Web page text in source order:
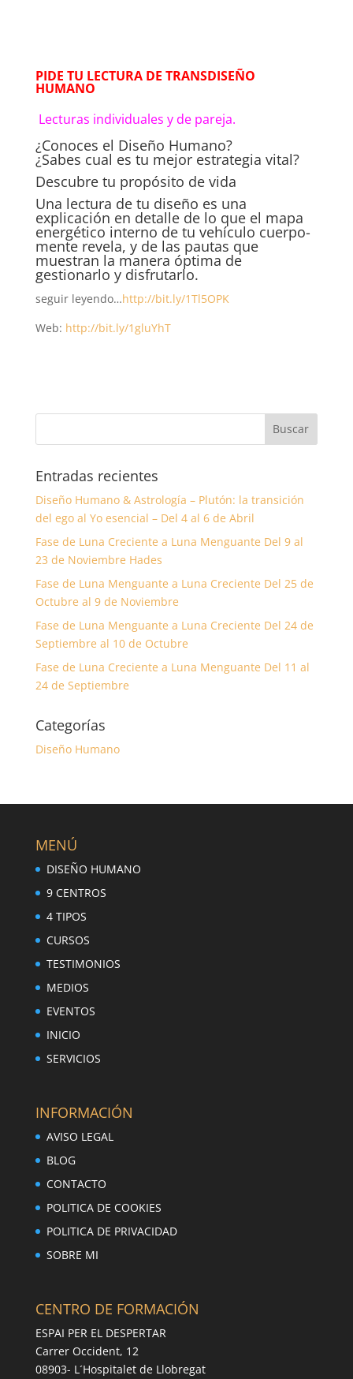
PIDE TU LECTURA DE TRANSDISEÑO
HUMANO
Lecturas individuales y de pareja.
¿Conoces el Diseño Humano?
¿Sabes cual es tu mejor estrategia vital?
Descubre tu propósito de vida
Una lectura de tu diseño es una
explicación en detalle de lo que el mapa
energético interno de tu vehículo cuerpo-
mente revela, y de las pautas que
muestran la manera óptima de
gestionarlo y disfrutarlo.
seguir leyendo…http://bit.ly/1Tl5OPK
Web: http://bit.ly/1gluYhT
Entradas recientes
Diseño Humano & Astrología – Plutón: la transición
del ego al Yo esencial – Del 4 al 6 de Abril
Fase de Luna Creciente a Luna Menguante Del 9 al
23 de Noviembre Hades
Fase de Luna Menguante a Luna Creciente Del 25 de
Octubre al 9 de Noviembre
Fase de Luna Menguante a Luna Creciente Del 24 de
Septiembre al 10 de Octubre
Fase de Luna Creciente a Luna Menguante Del 11 al
24 de Septiembre
Categorías
Diseño Humano
MENÚ
DISEÑO HUMANO
9 CENTROS
4 TIPOS
CURSOS
TESTIMONIOS
MEDIOS
EVENTOS
INICIO
SERVICIOS
INFORMACIÓN
AVISO LEGAL
BLOG
CONTACTO
POLITICA DE COOKIES
POLITICA DE PRIVACIDAD
SOBRE MI
CENTRO DE FORMACIÓN
ESPAI PER EL DESPERTAR
Carrer Occident, 12
08903- L´Hospitalet de Llobregat